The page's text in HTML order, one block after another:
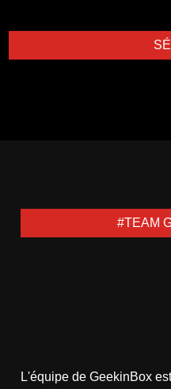
#TEAM
L'équipe de GeekinBox